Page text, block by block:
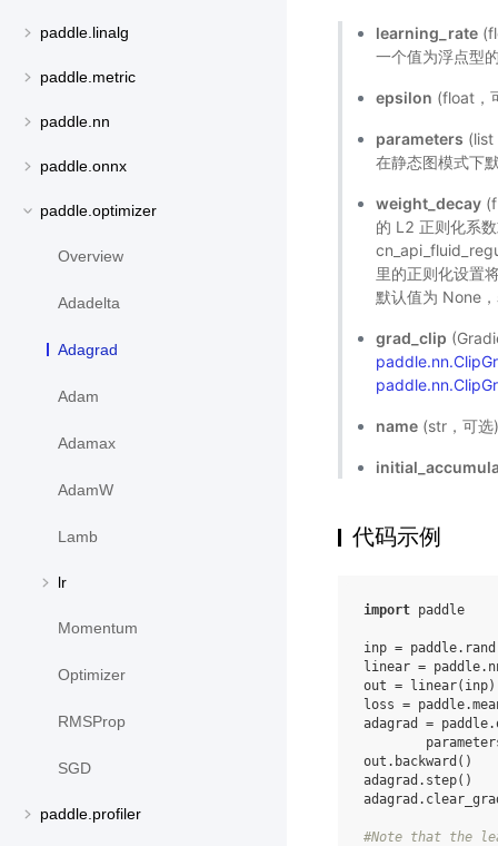
paddle.linalg
paddle.metric
paddle.nn
paddle.onnx
paddle.optimizer
Overview
Adadelta
Adagrad
Adam
Adamax
AdamW
Lamb
lr
Momentum
Optimizer
RMSProp
SGD
paddle.profiler
learning_rate
一个值为浮点型
epsilon (float，
parameters (list
在静态图模式下
weight_decay
的 L2 正则化系
里的正则化设置
默认值为 None
grad_clip
name (str，可
代码示例
import paddle
inp = paddle. rand
linear = paddle.
out = linear( inp)
loss = paddle.
adagrad
= paddle.
out . backward ()
adagrad . step()
adagrad .
#Note that the